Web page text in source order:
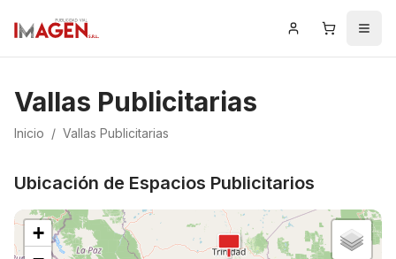
Iniciar Sesión
Carrito
Error al cargar las vallas publicitarias
Failed to fetch